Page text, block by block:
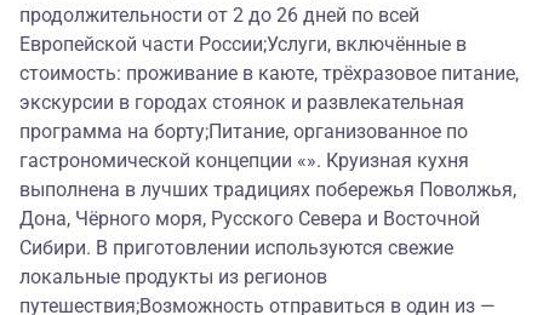
продолжительности от 2 до 26 дней по всей
Европейской части России;Услуги, включённые в
стоимость: проживание в каюте, трёхразовое питание,
экскурсии в городах стоянок и развлекательная
программа на борту;Питание, организованное по
гастрономической концепции «». Круизная кухня
выполнена в лучших традициях побережья Поволжья,
Дона, Чёрного моря, Русского Севера и Восточной
Сибири. В приготовлении используются свежие
локальные продукты из регионов
путешествия;Возможность отправиться в один из —